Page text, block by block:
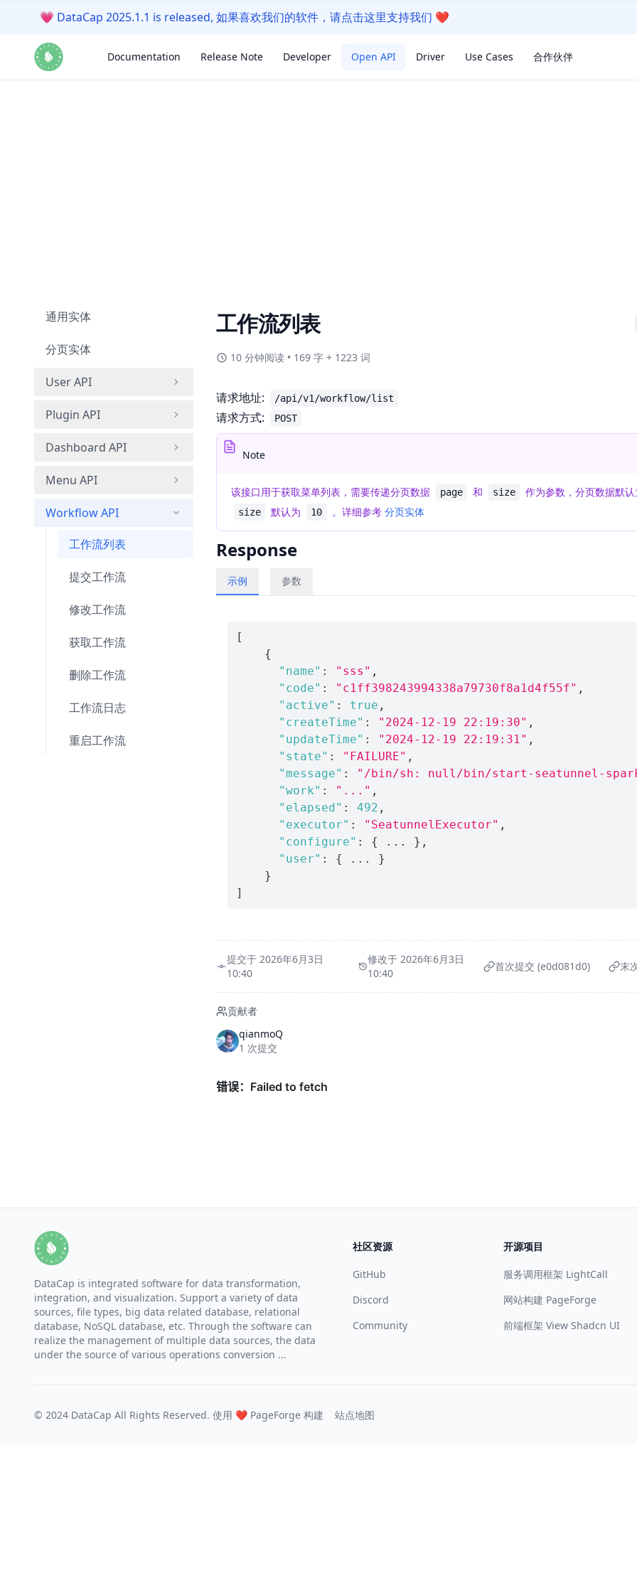
💗 DataCap 2025.1.1 is released, 如果喜欢我们的软件，请点击这里支持我们 ❤️
Documentation Release Note Developer Open API Driver Use Cases 合作伙伴
通用实体
分页实体
User API
用户注册
用户登录
用户信息
用户菜单
用户列表 (管理员)
Plugin API
插件列表
安装插件
卸载插件
Dashboard API
仪表盘列表
保存仪表盘
修改仪表盘
获取仪表盘
删除仪表盘
Menu API
菜单列表 (管理员)
保存菜单 (管理员)
修改菜单 (管理员)
Workflow API
工作流列表
提交工作流
修改工作流
获取工作流
删除工作流
工作流日志
重启工作流
工作流列表
10 分钟阅读 • 169 字 + 1223 词
请求地址: /api/v1/workflow/list
请求方式: POST
Note
该接口用于获取菜单列表，需要传递分页数据 page 和 size 作为参数，分页数据默认
size 默认为 10 。详细参考 分页实体
Response
示例 参数
[
{
"name" : "sss" ,
"code" : "c1ff398243994338a79730f8a1d4f55f" ,
"active" : true ,
"createTime" : "2024-12-19 22:19:30" ,
"updateTime" : "2024-12-19 22:19:31" ,
"state" : "FAILURE" ,
"message" : "/bin/sh: null/bin/start-seatunnel-
"work" : "..." ,
"elapsed" : 492 ,
"executor" : "SeatunnelExecutor" ,
"configure" : { ... } ,
"user" : { ... }
}
]
提交于 2026年6月3日
10:40
修改于 2026年6月3日
10:40
首次提交 (e0d081d0) 末
贡献者
qianmoQ
1 次提交
DataCap is integrated software for data transformation,
integration, and visualization. Support a variety of data
sources, file types, big data related database, relational
database, NoSQL database, etc. Through the software can
realize the management of multiple data sources, the data
under the source of various operations conversion ...
社区资源
GitHub
Discord
Community
开源项目
服务调用框架 LightCall
网站构建 PageForge
前端框架 View Shadcn UI
© 2024 DataCap All Rights Reserved. 使用 ❤️ PageForge 构建 站点地图